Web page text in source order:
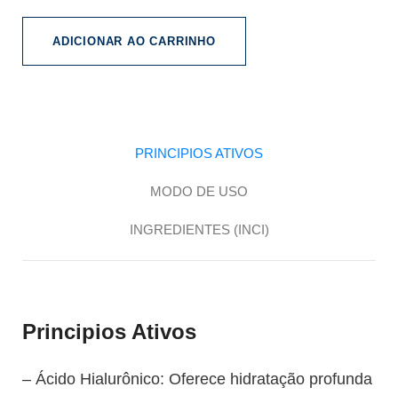
ADICIONAR AO CARRINHO
PRINCIPIOS ATIVOS
MODO DE USO
INGREDIENTES (INCI)
Principios Ativos
– Ácido Hialurônico: Oferece hidratação profunda